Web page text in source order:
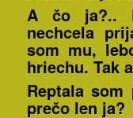
A čo ja?..
nechcela
som mu,
hriechu. Tak
Reptala som
prečo len ja?